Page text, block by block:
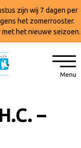
zijn wij 7 dagen per
het zomerrooster.
het nieuwe seizoen.
–